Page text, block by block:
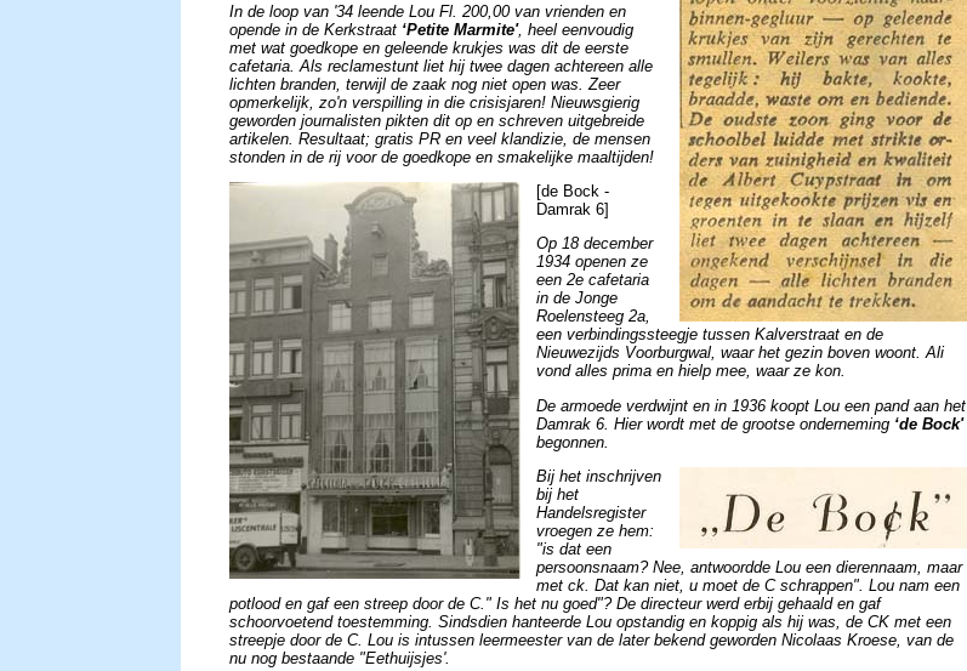
In de loop van '34 leende Lou Fl. 200,00 van vrienden en
opende in de Kerkstraat ‘Petite Marmite', heel eenvoudig
met wat goedkope en geleende krukjes was dit de eerste
cafetaria. Als reclamestunt liet hij twee dagen achtereen alle
lichten branden, terwijl de zaak nog niet open was. Zeer
opmerkelijk, zo'n verspilling in die crisisjaren! Nieuwsgierig
geworden journalisten pikten dit op en schreven uitgebreide
artikelen. Resultaat; gratis PR en veel klandizie, de mensen
stonden in de rij voor de goedkope en smakelijke maaltijden!
[de Bock -
Damrak 6]
Op 18 december
1934 openen ze
een 2e cafetaria
in de Jonge
Roelensteeg 2a,
een verbindingssteegje tussen Kalverstraat en de
Nieuwezijds Voorburgwal, waar het gezin boven woont. Ali
vond alles prima en hielp mee, waar ze kon.
De armoede verdwijnt en in 1936 koopt Lou een pand aan het
Damrak 6. Hier wordt met de grootse onderneming ‘de Bock'
begonnen.
Bij het inschrijven
bij het
Handelsregister
vroegen ze hem:
"is dat een
persoonsnaam? Nee, antwoordde Lou een dierennaam, maar
met ck. Dat kan niet, u moet de C schrappen". Lou nam een
potlood en gaf een streep door de C." Is het nu goed"? De directeur werd erbij gehaald en gaf
schoorvoetend toestemming. Sindsdien hanteerde Lou opstandig en koppig als hij was, de CK met een
streepje door de C. Lou is intussen leermeester van de later bekend geworden Nicolaas Kroese, van de
nu nog bestaande "Eethuijsjes'.